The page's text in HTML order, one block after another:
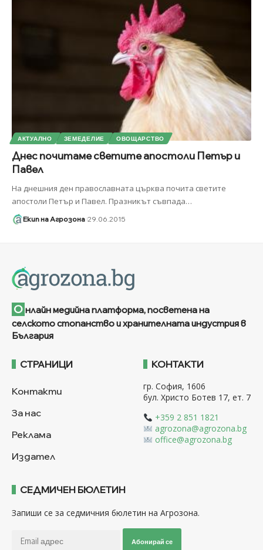
АКТУАЛНО ЗЕМЕДЕЛИЕ ОВОЩАРСТВО
Днес почитаме светите апостоли Петър и
Павел
На днешния ден православната църква почита светите
апостоли Петър и Павел. Празникът съвпада…
Екип на Агрозона 29.06.2015
О нлайн медийна платформа, посветена на
селското стопанство и хранителната индустрия в
България
СТРАНИЦИ
Контакти
За нас
Реклама
Издател
КОНТАКТИ
гр. София, 1606
бул. Христо Ботев 17, ет. 7
+359 2 851 1821
agrozona@agrozona.bg
office@agrozona.bg
СЕДМИЧЕН БЮЛЕТИН
Запиши се за седмичния бюлетин на Агрозона.
Абонирай се